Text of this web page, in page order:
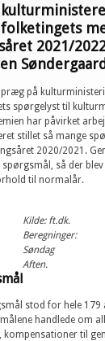
2021/
på
spørgelyst til
har påvirket
stillet så mange
2020/2021.
så der
til normalår.
Kilde: ft.dk.
Beregninger:
Søndag
Aften.
stod for hele 179
handlede om
til